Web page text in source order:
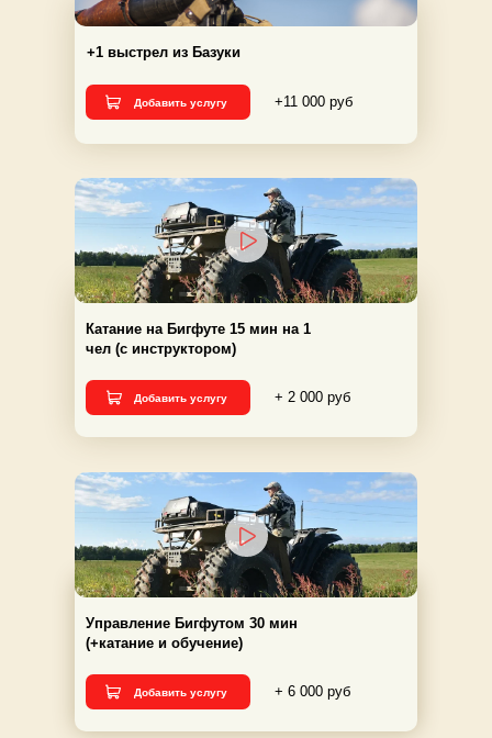
+11 000 руб
+1 выстрел из Базуки
+ 2 000 руб
Катание на Бигфуте 15 мин на 1
чел (с инструктором)
+ 6 000 руб
Управление Бигфутом 30 мин
(+катание и обучение)
Добавить услугу
Добавить услугу
Добавить услугу